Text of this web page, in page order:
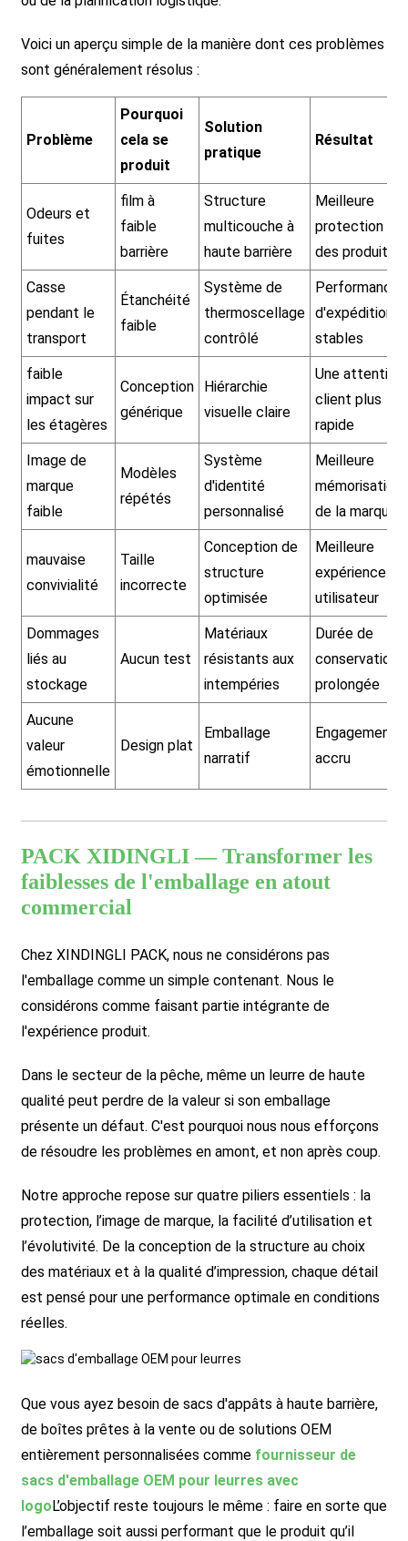
Voici un aperçu simple de la manière dont ces problèmes
sont généralement résolus :
Problème
Pourquoi
cela se
produit
Solution
pratique
Résultat
Odeurs et
fuites
film à
faible
barrière
Structure
multicouche à
haute barrière
Meilleure
protection
des produits
Casse
pendant le
transport
Étanchéité
faible
Système de
thermoscellage
contrôlé
Performances
d'expédition
stables
faible
impact sur
les étagères
Conception
générique
Hiérarchie
visuelle claire
Une attention
client plus
rapide
Image de
marque
faible
Modèles
répétés
Système
d'identité
personnalisé
Meilleure
mémorisation
de la marque
mauvaise
convivialité
Taille
incorrecte
Conception de
structure
optimisée
Meilleure
expérience
utilisateur
Dommages
liés au
stockage
Aucun test
Matériaux
résistants aux
intempéries
Durée de
conservation
prolongée
Aucune
valeur
émotionnelle
Design plat
Emballage
narratif
Engagement
accru
PACK XIDINGLI — Transformer les
faiblesses de l'emballage en atout
commercial
Chez XINDINGLI PACK, nous ne considérons pas
l'emballage comme un simple contenant. Nous le
considérons comme faisant partie intégrante de
l'expérience produit.
Dans le secteur de la pêche, même un leurre de haute
qualité peut perdre de la valeur si son emballage
présente un défaut. C'est pourquoi nous nous efforçons
de résoudre les problèmes en amont, et non après coup.
Notre approche repose sur quatre piliers essentiels : la
protection, l’image de marque, la facilité d’utilisation et
l’évolutivité. De la conception de la structure au choix
des matériaux et à la qualité d’impression, chaque détail
est pensé pour une performance optimale en conditions
réelles.
Que vous ayez besoin de sacs d'appâts à haute barrière,
de boîtes prêtes à la vente ou de solutions OEM
entièrement personnalisées comme fournisseur de
sacs d'emballage OEM pour leurres avec
logoL’objectif reste toujours le même : faire en sorte que
l’emballage soit aussi performant que le produit qu’il